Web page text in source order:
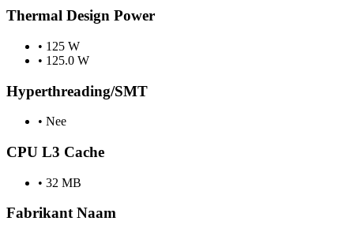
Thermal Design Power
• 125 W
• 125.0 W
Hyperthreading/SMT
• Nee
CPU L3 Cache
• 32 MB
Fabrikant Naam